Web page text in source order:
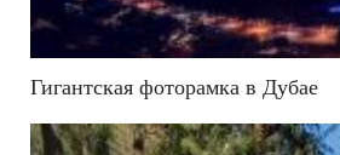
Гигантская фоторамка в Дубае